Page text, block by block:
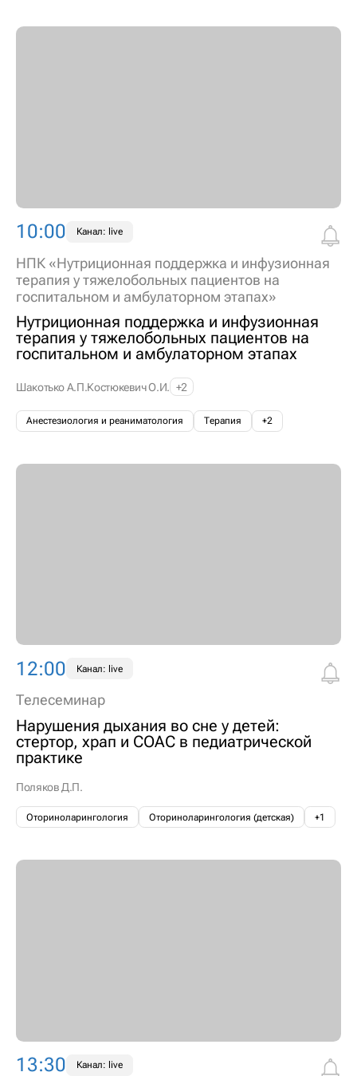
10:00 Канал: live
НПК «Нутриционная поддержка и инфузионная
терапия у тяжелобольных пациентов на
госпитальном и амбулаторном этапах»
Нутриционная поддержка и инфузионная
терапия у тяжелобольных пациентов на
госпитальном и амбулаторном этапах
Шакотько А.П.Костюкевич О.И. +2
Анестезиология и реаниматология Терапия +2
12:00 Канал: live
Телесеминар
Нарушения дыхания во сне у детей:
стертор, храп и СОАС в педиатрической
практике
Поляков Д.П.
Оториноларингология Оториноларингология (детская) +1
13:30 Канал: live